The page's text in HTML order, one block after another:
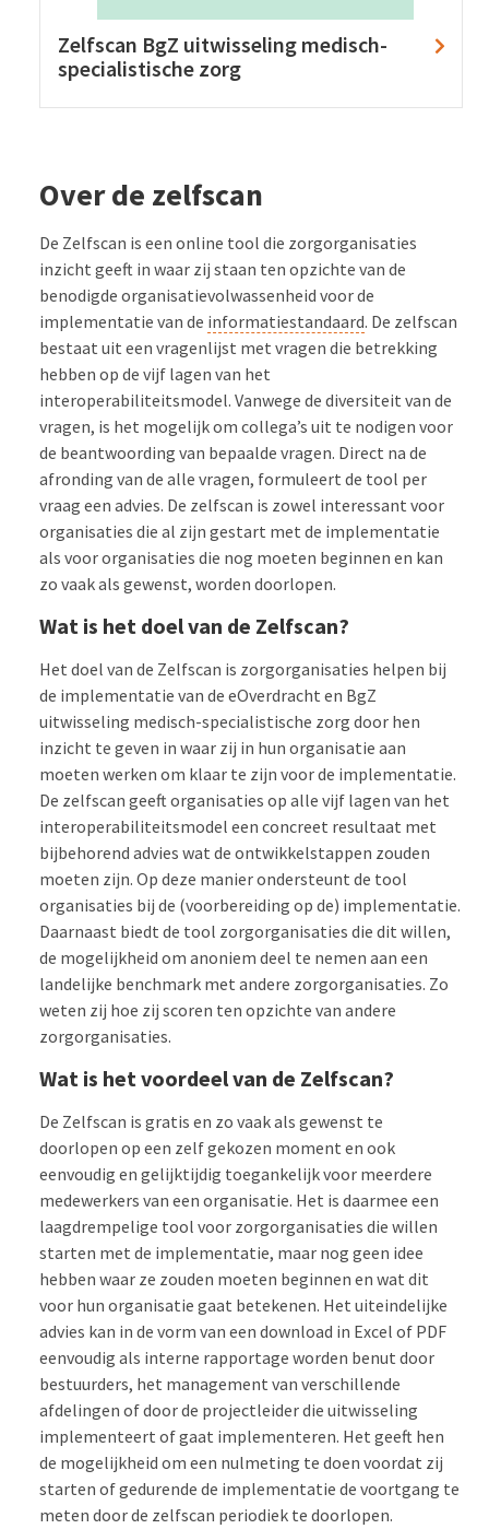
Zelfscan BgZ uitwisseling medisch-
specialistische zorg
Over de zelfscan
De Zelfscan is een online tool die zorgorganisaties
inzicht geeft in waar zij staan ten opzichte van de
benodigde organisatievolwassenheid voor de
implementatie van de informatiestandaard. De zelfscan
bestaat uit een vragenlijst met vragen die betrekking
hebben op de vijf lagen van het
interoperabiliteitsmodel. Vanwege de diversiteit van de
vragen, is het mogelijk om collega’s uit te nodigen voor
de beantwoording van bepaalde vragen. Direct na de
afronding van de alle vragen, formuleert de tool per
vraag een advies. De zelfscan is zowel interessant voor
organisaties die al zijn gestart met de implementatie
als voor organisaties die nog moeten beginnen en kan
zo vaak als gewenst, worden doorlopen.
Wat is het doel van de Zelfscan?
Het doel van de Zelfscan is zorgorganisaties helpen bij
de implementatie van de eOverdracht en BgZ
uitwisseling medisch-specialistische zorg door hen
inzicht te geven in waar zij in hun organisatie aan
moeten werken om klaar te zijn voor de implementatie.
De zelfscan geeft organisaties op alle vijf lagen van het
interoperabiliteitsmodel een concreet resultaat met
bijbehorend advies wat de ontwikkelstappen zouden
moeten zijn. Op deze manier ondersteunt de tool
organisaties bij de (voorbereiding op de) implementatie.
Daarnaast biedt de tool zorgorganisaties die dit willen,
de mogelijkheid om anoniem deel te nemen aan een
landelijke benchmark met andere zorgorganisaties. Zo
weten zij hoe zij scoren ten opzichte van andere
zorgorganisaties.
Wat is het voordeel van de Zelfscan?
De Zelfscan is gratis en zo vaak als gewenst te
doorlopen op een zelf gekozen moment en ook
eenvoudig en gelijktijdig toegankelijk voor meerdere
medewerkers van een organisatie. Het is daarmee een
laagdrempelige tool voor zorgorganisaties die willen
starten met de implementatie, maar nog geen idee
hebben waar ze zouden moeten beginnen en wat dit
voor hun organisatie gaat betekenen. Het uiteindelijke
advies kan in de vorm van een download in Excel of PDF
eenvoudig als interne rapportage worden benut door
bestuurders, het management van verschillende
afdelingen of door de projectleider die uitwisseling
implementeert of gaat implementeren. Het geeft hen
de mogelijkheid om een nulmeting te doen voordat zij
starten of gedurende de implementatie de voortgang te
meten door de zelfscan periodiek te doorlopen.